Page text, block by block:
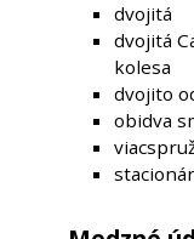
dvojitá
dvojitá
kolesa
dvojito
obidva